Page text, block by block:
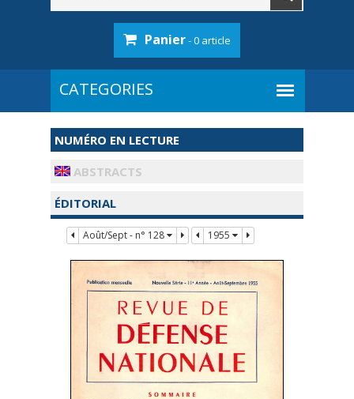
Panier- 0 article
NUMÉRO EN LECTURE
ABSTRACTS
ÉDITORIAL
Août/Sept - n° 128 1955